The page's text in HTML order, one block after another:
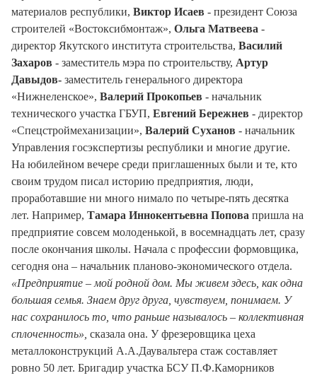
материалов республики, Виктор Исаев - президент Союза
строителей «Востоксибмонтаж», Ольга Матвеева -
директор Якутского института строительства, Василий
Захаров - заместитель мэра по строительству, Артур
Давыдов- заместитель генерального директора
«Нижнеленское», Валерий Прокопьев - начальник
технического участка ГБУП, Евгений Бережнев - директор
«Спецстроймеханизации», Валерий Суханов - начальник
Управления госэкспертизы республики и многие другие.
На юбилейном вечере среди приглашенных были и те, кто
своим трудом писал историю предприятия, люди,
проработавшие ни много нимало по четыре-пять десятка
лет. Например, Тамара Иннокентьевна Попова пришла на
предприятие совсем молоденькой, в восемнадцать лет, сразу
после окончания школы. Начала с профессии формовщика,
сегодня она – начальник планово-экономического отдела.
«Предприятие – мой родной дом. Мы живем здесь, как одна
большая семья. Знаем друг друга, чувствуем, понимаем. У
нас сохранилось то, что раньше называлось – коллективная
сплоченность», сказала она. У фрезеровщика цеха
металлоконструкций А.А.Даувальтера стаж составляет
ровно 50 лет. Бригадир участка БСУ П.Ф.Каморников